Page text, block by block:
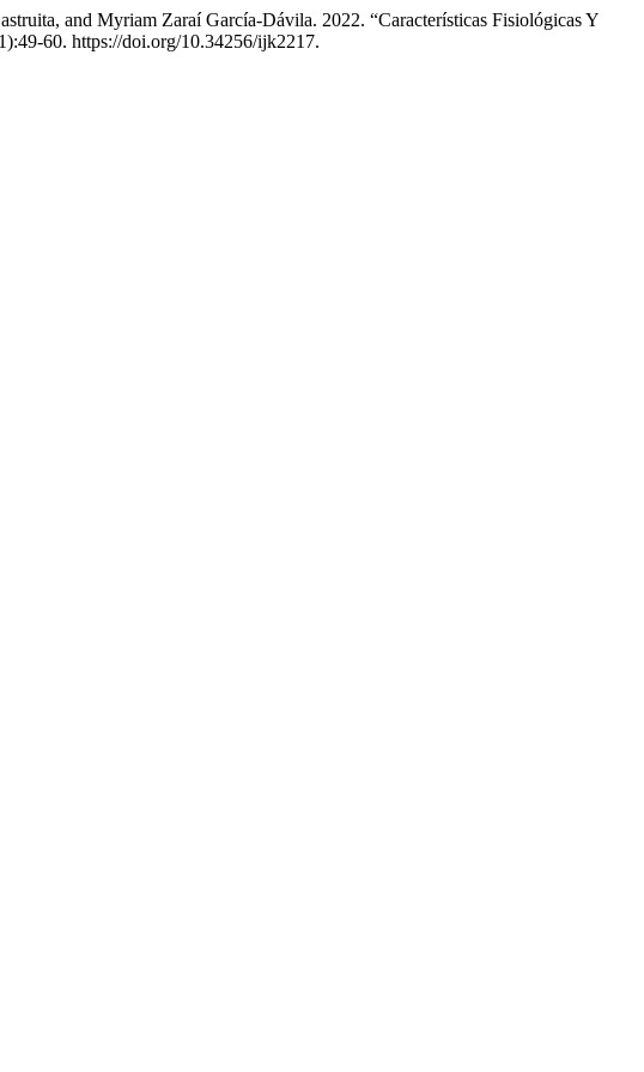
and Myriam Zaraí García-Dávila. 2022. “Características Fisiológicas Y
60. https://doi.org/10.34256/ijk2217.